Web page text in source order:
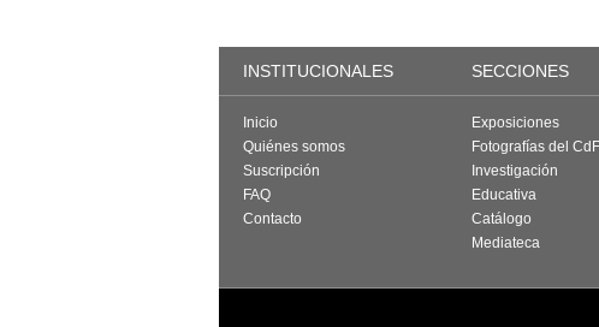
INSTITUCIONALES SECCIONES
Inicio
Quiénes somos
Suscripción
FAQ
Contacto
Exposiciones
Fotografías del CdF
Investigación
Educativa
Catálogo
Mediateca